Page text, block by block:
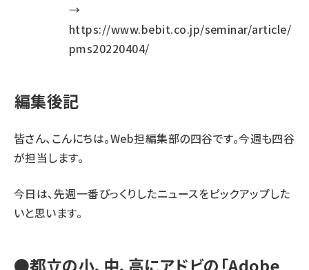
→
https://www.bebit.co.jp/seminar/article/
pms20220404/
編集後記
皆さん、こんにちは。Web担編集部の四谷です。今週も四谷
が担当します。
今日は、先週一番びっくりしたニュースをピックアップした
いと思います。
●都立の小、中、高にアドビの「Adobe